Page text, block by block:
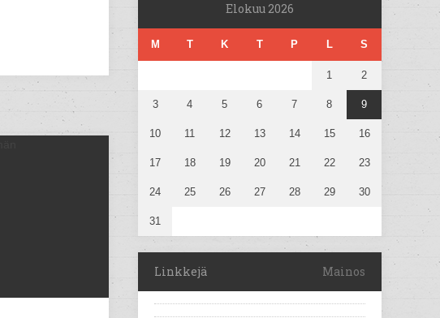
Elokuu 2026
M T K T P L S
1 2
3 4 5 6 7 8 9
10 11 12 13 14 15 16
17 18 19 20 21 22 23
24 25 26 27 28 29 30
31
Linkkejä Mainos